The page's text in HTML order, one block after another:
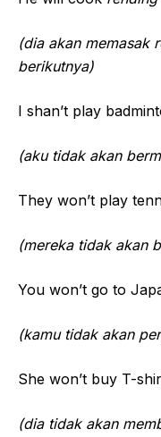
(dia akan memasak
berikutnya)
I shan’t play
(aku tidak akan
They won’t play
(mereka tidak akan
You won’t go to
(kamu tidak akan
She won’t buy T-
(dia tidak akan